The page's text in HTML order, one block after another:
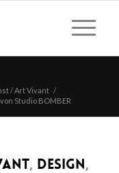
/ Art Vivant /
Studio BOMBER
, DESIGN,